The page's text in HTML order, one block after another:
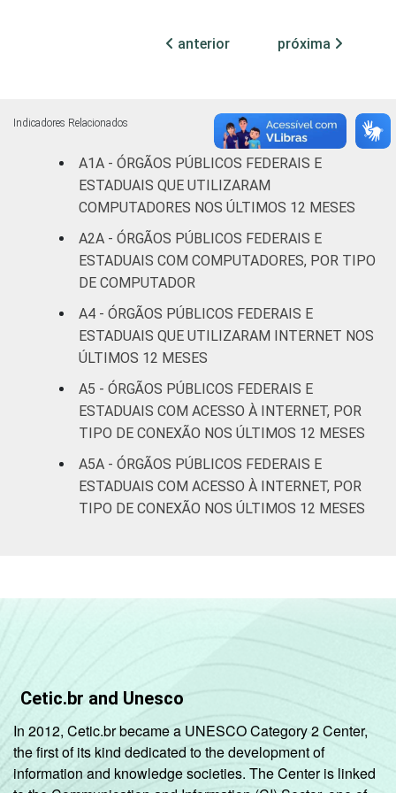
Não
100
Estudos para o Desenvolvimento da
Sociedade da Informação (Cetic.br),
Pesquisa sobre o uso das tecnologias de
informação e comunicação no setor público
brasileiro - TIC Governo Eletrônico 2019.
anterior próxima
Indicadores Relacionados
A1A - ÓRGÃOS PÚBLICOS FEDERAIS E
ESTADUAIS QUE UTILIZARAM
COMPUTADORES NOS ÚLTIMOS 12 MESES
A2A - ÓRGÃOS PÚBLICOS FEDERAIS E
ESTADUAIS COM COMPUTADORES, POR TIPO
DE COMPUTADOR
A4 - ÓRGÃOS PÚBLICOS FEDERAIS E
ESTADUAIS QUE UTILIZARAM INTERNET NOS
ÚLTIMOS 12 MESES
A5 - ÓRGÃOS PÚBLICOS FEDERAIS E
ESTADUAIS COM ACESSO À INTERNET, POR
TIPO DE CONEXÃO NOS ÚLTIMOS 12 MESES
A5A - ÓRGÃOS PÚBLICOS FEDERAIS E
ESTADUAIS COM ACESSO À INTERNET, POR
TIPO DE CONEXÃO NOS ÚLTIMOS 12 MESES
Cetic.br and Unesco
In 2012, Cetic.br became a UNESCO Category 2 Center,
the first of its kind dedicated to the development of
information and knowledge societies. The Center is linked